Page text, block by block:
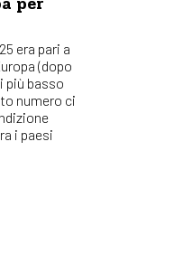
era pari a
(dopo
più basso
numero ci
i paesi